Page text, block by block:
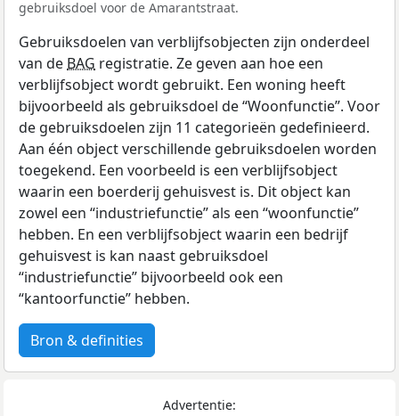
gebruiksdoel voor de Amarantstraat.
Gebruiksdoelen van verblijfsobjecten zijn onderdeel
van de BAG registratie. Ze geven aan hoe een
verblijfsobject wordt gebruikt. Een woning heeft
bijvoorbeeld als gebruiksdoel de “Woonfunctie”. Voor
de gebruiksdoelen zijn 11 categorieën gedefinieerd.
Aan één object verschillende gebruiksdoelen worden
toegekend. Een voorbeeld is een verblijfsobject
waarin een boerderij gehuisvest is. Dit object kan
zowel een “industriefunctie” als een “woonfunctie”
hebben. En een verblijfsobject waarin een bedrijf
gehuisvest is kan naast gebruiksdoel
“industriefunctie” bijvoorbeeld ook een
“kantoorfunctie” hebben.
Bron & definities
Advertentie: